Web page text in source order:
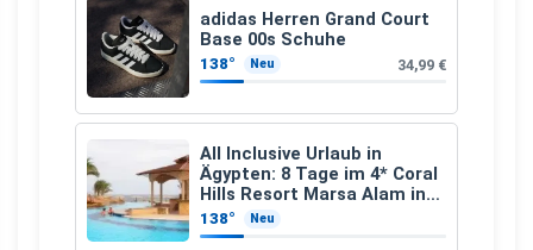
adidas Herren Grand Court
Base 00s Schuhe
138° Neu 34,99 €
All Inclusive Urlaub in
Ägypten: 8 Tage im 4* Coral
Hills Resort Marsa Alam inkl.
Flüge ab 299 € p.P.
138° Neu